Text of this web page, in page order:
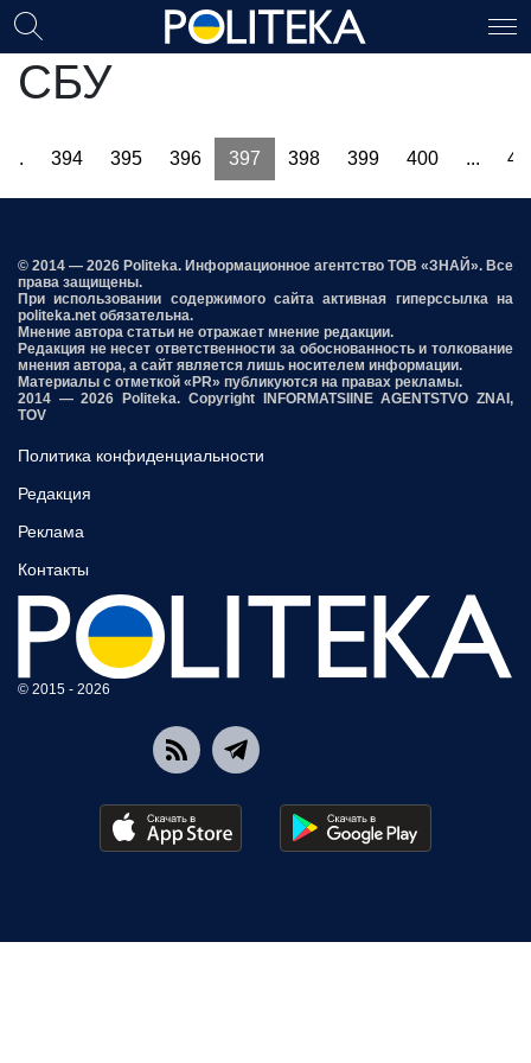
СБУ
... 394 395 396 397 398 399 400 ...
© 2014 — 2026 Politeka. Информационное агентство ТОВ «ЗНАЙ». Все
права защищены.
При использовании содержимого сайта активная гиперссылка на
politeka.net обязательна.
Мнение автора статьи не отражает мнение редакции.
Редакция не несет ответственности за обоснованность и толкование
мнения автора, а сайт является лишь носителем информации.
Материалы с отметкой «PR» публикуются на правах рекламы.
2014 — 2026 Politeka. Copyright INFORMATSIINE AGENTSTVO ZNAI,
TOV
Политика конфиденциальности
Редакция
Реклама
Контакты
© 2015 - 2026